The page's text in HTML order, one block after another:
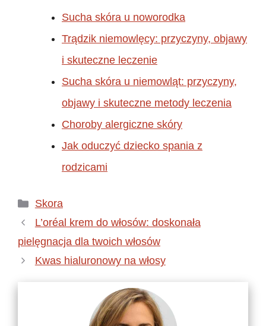
Sucha skóra u noworodka
Trądzik niemowlęcy: przyczyny, objawy
i skuteczne leczenie
Sucha skóra u niemowląt: przyczyny,
objawy i skuteczne metody leczenia
Choroby alergiczne skóry
Jak oduczyć dziecko spania z
rodzicami
Kategorie
Skora
L’oréal krem do włosów: doskonała
pielęgnacja dla twoich włosów
Kwas hialuronowy na włosy